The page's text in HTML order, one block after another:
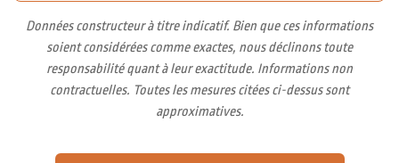
Données constructeur à titre indicatif. Bien que ces informations
soient considérées comme exactes, nous déclinons toute
responsabilité quant à leur exactitude. Informations non
contractuelles. Toutes les mesures citées ci-dessus sont
approximatives.